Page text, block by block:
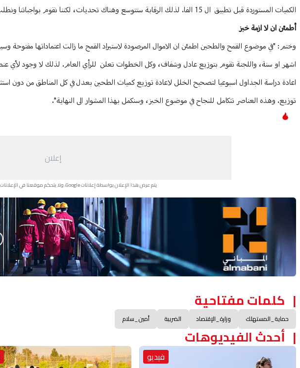
الكميات المستوردة قبل تطبيق ال 15 الفا. لذلك الرقابة ستتوسع وهناك تحديات، لكننا نقوم بواجباتنا ونطلب من كل الاجهزة مواكبتنا ".
أطمئن ان لا ازمة خبز
وختم: "في موضوع القمح والطحين اطمئن ان الاموال المرصودة لاستيراد القمح ما زالت اعتماداتها مفتوحة
اشهر او سنة، واللجنة تقوم بتوزيع عادل وشفاف، وكل الخطوات تعلن للرأي العام. لذلك لا وجود لأي
اعادة دراسة الجداول اسبوعيا لتصحيح الخلل لاعادة توزيع كميات الطحين بعدل في كل المناطق من دون
توزيع. وهذه العناصر تتكامل للنجاح في موضوع الخبز، وسنكمل بهذا المشوار الى النهاية".
إعلان
يتم عرض هذا الإعلان بواسطة إعلانات Google، ولا يتحكم موقعنا في الإعلانات التي تظهر لكل مستخدم.
Advertisement Section
كلمات مفتاحية
حماية_المستهلك وزارة_الإقتصاد الضريبة أمين_سلام
أحدث الفيديوهات
فيديو